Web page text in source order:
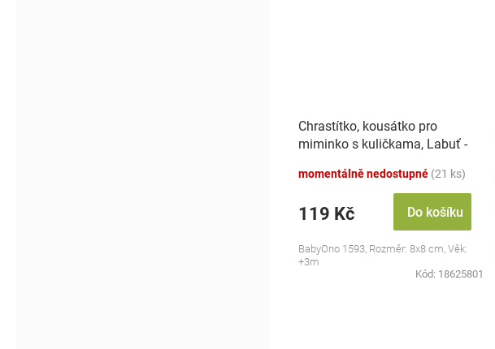
Chrastítko, kousátko pro
miminko s kuličkama, Labuť -
momentálně nedostupné (21 ks)
119 Kč Do košíku
BabyOno 1593, Rozměr: 8x8 cm, Věk:
+3m
Kód: 18625801